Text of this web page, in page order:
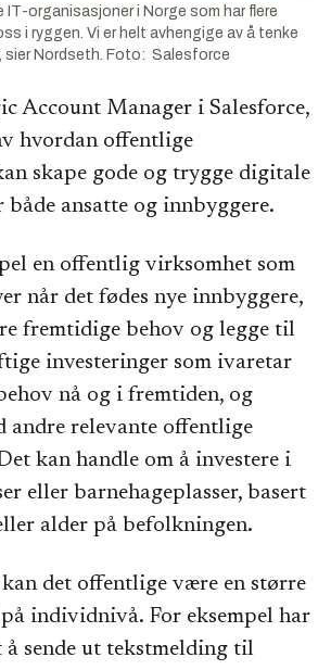
IT-organisasjoner i Norge som har flere
i ryggen. Vi er helt avhengige av å tenke
sier Nordseth. Foto: Salesforce
Account Manager i Salesforce,
hvordan offentlige
skape gode og trygge digitale
både ansatte og innbyggere.
en offentlig virksomhet som
når det fødes nye innbyggere,
fremtidige behov og legge til
investeringer som ivaretar
nå og i fremtiden, og
andre relevante offentlige
kan handle om å investere i
eller barnehageplasser, basert
alder på befolkningen.
det offentlige være en større
individnivå. For eksempel har
sende ut tekstmelding til